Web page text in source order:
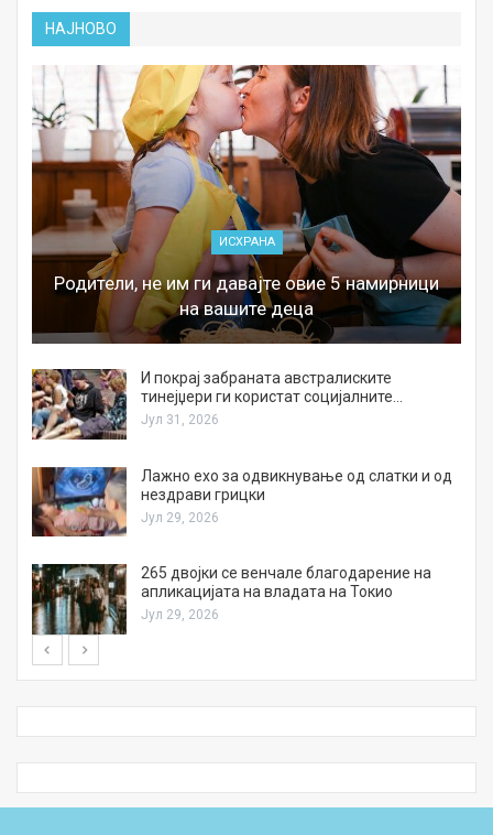
НАЈНОВО
ИСХРАНА
Родители, не им ги давајте овие 5 намирници
на вашите деца
И покрај забраната австралиските
тинејџери ги користат социјалните…
Јул 31, 2026
Лажно ехо за одвикнување од слатки и од
нездрави грицки
Јул 29, 2026
265 двојки се венчале благодарение на
апликацијата на владата на Токио
Јул 29, 2026